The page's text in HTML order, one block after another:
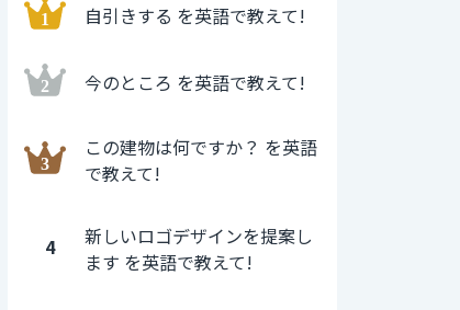
自引きする を英語で教えて!
今のところ を英語で教えて!
この建物は何ですか？ を英語
で教えて!
4
新しいロゴデザインを提案し
ます を英語で教えて!